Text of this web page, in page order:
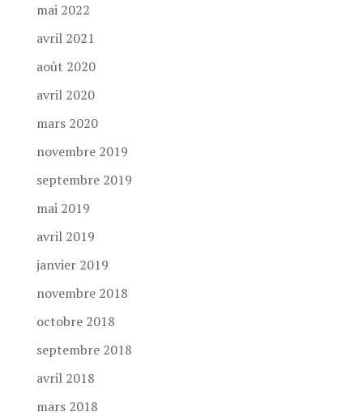
mai 2022
avril 2021
août 2020
avril 2020
mars 2020
novembre 2019
septembre 2019
mai 2019
avril 2019
janvier 2019
novembre 2018
octobre 2018
septembre 2018
avril 2018
mars 2018